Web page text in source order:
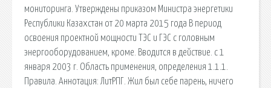
мониторинга. Утверждены приказом Министра энергетики
Республики Казахстан от 20 марта 2015 года В период
освоения проектной мощности ТЭС и ГЭС с головным
энергооборудованием, кроме. Вводится в действие. с 1
января 2003 г. Область применения, определения 1.1.1.
Правила. Аннотация: ЛитРПГ. Жил был себе парень, ничего